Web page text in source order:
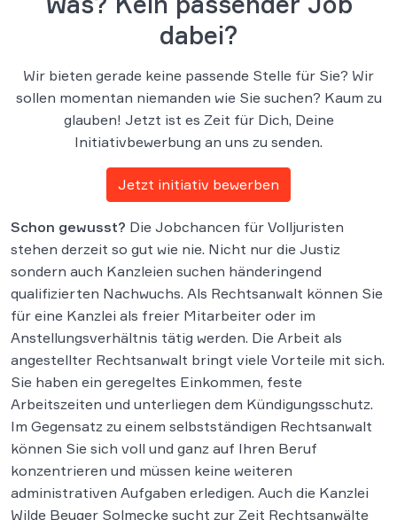
dabei?
Wir bieten gerade keine passende Stelle für Sie? Wir
sollen momentan niemanden wie Sie suchen? Kaum zu
glauben! Jetzt ist es Zeit für Dich, Deine
Initiativbewerbung an uns zu senden.
Jetzt initiativ bewerben
Schon gewusst? Die Jobchancen für Volljuristen
stehen derzeit so gut wie nie. Nicht nur die Justiz
sondern auch Kanzleien suchen händeringend
qualifizierten Nachwuchs. Als Rechtsanwalt können Sie
für eine Kanzlei als freier Mitarbeiter oder im
Anstellungsverhältnis tätig werden. Die Arbeit als
angestellter Rechtsanwalt bringt viele Vorteile mit sich.
Sie haben ein geregeltes Einkommen, feste
Arbeitszeiten und unterliegen dem Kündigungsschutz.
Im Gegensatz zu einem selbstständigen Rechtsanwalt
können Sie sich voll und ganz auf Ihren Beruf
konzentrieren und müssen keine weiteren
administrativen Aufgaben erledigen. Auch die Kanzlei
Wilde Beuger Solmecke sucht zur Zeit Rechtsanwälte